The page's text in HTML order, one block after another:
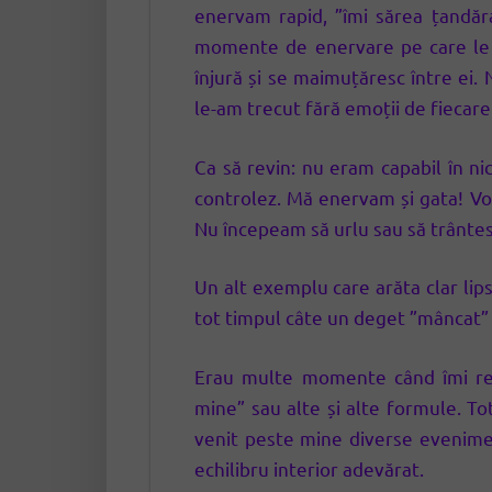
enervam rapid, ”îmi sărea
momente de enervare pe care
înjură și se maimuțăresc între ei.
le-am trecut fără emoții de
Ca să revin: nu eram capabil în
controlez. Mă enervam și gata!
Nu începeam să urlu sau să
Un alt exemplu care arăta clar
tot timpul câte un deget
Erau multe momente când îmi
mine” sau alte și alte formule.
venit peste mine diverse
echilibru interior adevărat.